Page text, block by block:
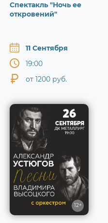
Спектакль "Ночь ее
откровений"
11 Сентября
19:00
от 1200 руб.
12+